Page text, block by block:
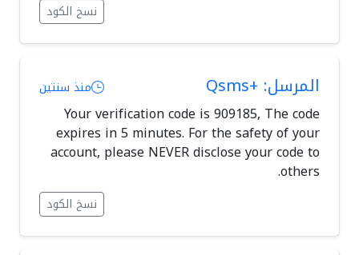
نسخ الكود
المرسل: +Qsms منذ سنتين
Your verification code is 909185, The code
expires in 5 minutes. For the safety of your
account, please NEVER disclose your code to
others.
نسخ الكود